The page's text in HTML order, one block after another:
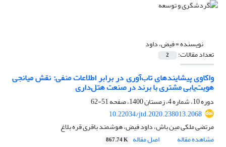
نویسنده =فیض، داود
تعداد مقالات: 2
‌‌‌‌‌‌‌‌‌‌‌‌‌‌‌‌‌‌‌‌‌‌‌واکاوی پیشایندهای تاب‌آوری در برابر اطلاعات منفی: نقش میانجی
هویت‌یابی مشتری با برند در صنعت هتل‌داری
دوره 10، شماره 4، زمستان 1400، صفحه
51-62
10.22034/jtd.2020.238013.2068
مرتضی ملکی مین باش، داود فیض، هوشمند باقری قره بلاغ
مشاهده مقاله
اصل مقاله 867.74 K